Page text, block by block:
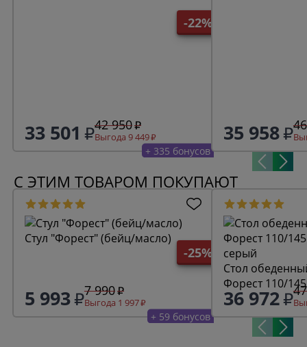
-22%
33 501 42 950
Выгода 9 449
+ 335 бонусов
35 958
С ЭТИМ ТОВАРОМ ПОКУПАЮТ
-25%
Стул "Форест" (бейц/масло)
5 993 7 990
Выгода 1 997
+ 59 бонусов
Стол
Форест 110/
серый
36 972